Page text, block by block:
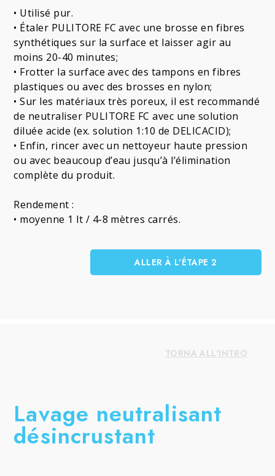
• Utilisé pur.
• Étaler PULITORE FC avec une brosse en fibres
synthétiques sur la surface et laisser agir au
moins 20-40 minutes;
• Frotter la surface avec des tampons en fibres
plastiques ou avec des brosses en nylon;
• Sur les matériaux très poreux, il est recommandé
de neutraliser PULITORE FC avec une solution
diluée acide (ex. solution 1:10 de DELICACID);
• Enfin, rincer avec un nettoyeur haute pression
ou avec beaucoup d’eau jusqu’à l’élimination
complète du produit.
Rendement :
• moyenne 1 lt / 4-8 mètres carrés.
ALLER À L'ÉTAPE 2
TORNA ALL'INTRO
Lavage neutralisant
désincrustant